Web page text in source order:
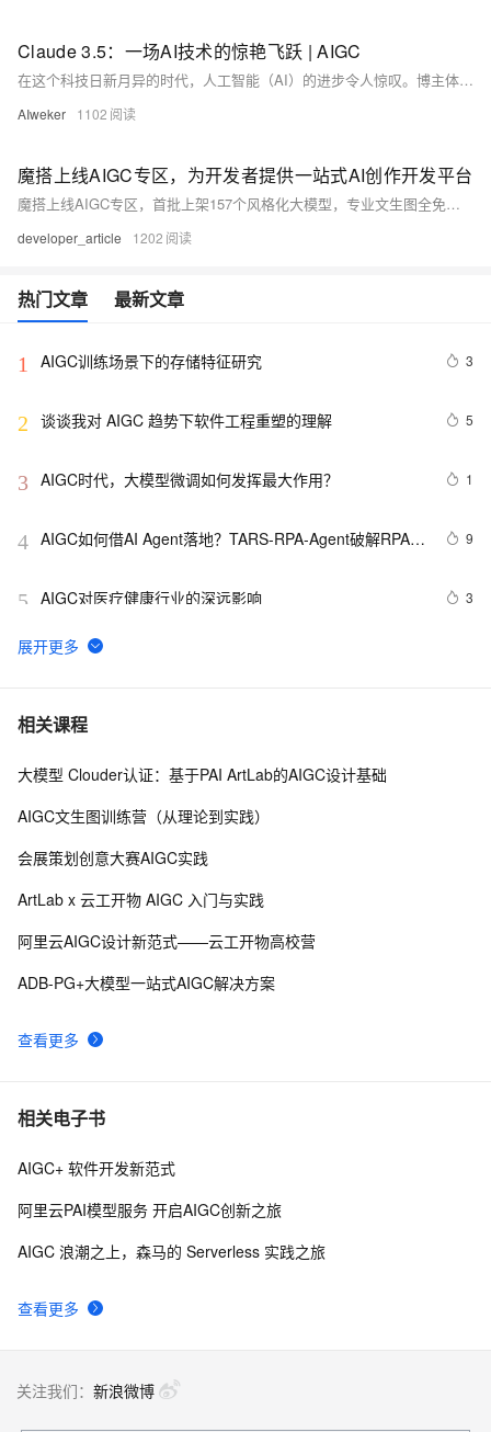
Claude 3.5：一场AI技术的惊艳飞跃 | AIGC
在这个科技日新月异的时代，人工智能（AI）的进步令人惊叹。博主体验了Claude 3.5 Sonnet的最新功能，对其卓越的性能、强大的内容创作与理解能力、创新的Artifacts功能、视觉理解与文本转录能力、革命性的“computeruse”功能、广泛的应用场景与兼容性以及成本效益和易用性深感震撼。这篇介绍将带你一窥其技术前沿的魅力。【10月更文挑战第12天】
AIweker 1102
魔搭上线AIGC专区，为开发者提供一站式AI创作开发平台
魔搭上线AIGC专区，首批上架157个风格化大模型，专业文生图全免费～
developer_article 1202
热门文章 最新文章
1 AIGC训练场景下的存储特征研究 3
2 谈谈我对 AIGC 趋势下软件工程重塑的理解 5
3 AIGC时代，大模型微调如何发挥最大作用？ 1
4 AIGC如何借AI Agent落地？TARS-RPA-Agent破解RPA与
9
5 AIGC对医疗健康行业的深远影响 3
6 2023年度AI盘点 AIGC|AGI|ChatGPT|人工智能大模型
7 AIGC加速超级入口形成，“No APP”将重塑应用
8 作为大学生如何学习使用AIGC
10 AIGC基础模型——Vision Transformer (ViT)
相关课程
查看更多
大模型 Clouder认证：基于PAI ArtLab的AIGC设计基础
AIGC文生图训练营（从理论到实践）
会展策划创意大赛AIGC实践
ArtLab x 云工开物 AIGC 入门与实践
阿里云AIGC设计新范式——云工开物高校营
ADB-PG+大模型一站式AIGC解决方案
相关电子书
查看更多
AIGC+ 软件开发新范式
阿里云PAI模型服务 开启AIGC创新之旅
AIGC 浪潮之上，森马的 Serverless 实践之旅
关注我们： 新浪微博